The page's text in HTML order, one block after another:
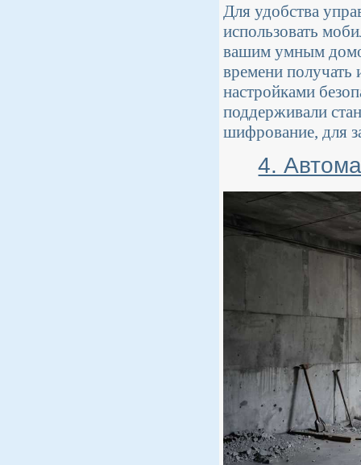
Для удобства
использовать
вашим умным
времени получать
настройками
поддерживали
шифрование, для
4.